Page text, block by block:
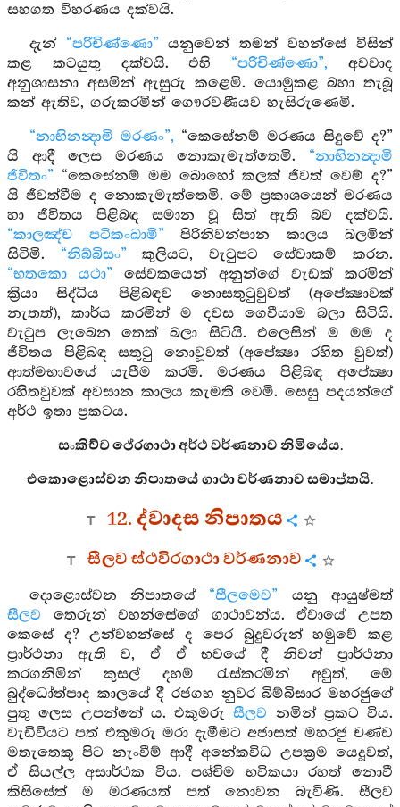
සහගත විහරණය දක්වයි.
දැන් “පරිචිණ්ණො” යනුවෙන් තමන් වහන්සේ විසින්
කළ කටයුතු දක්වයි. එහි “පරිචිණ්ණො”, අවවාද
අනුශාසනා අසමින් ඇසුරු කළෙමි. යොමුකළ බහා තැබූ
කන් ඇතිව, ගරුකරමින් ගෞරවණීයව හැසිරුණෙමි.
“නාභිනන්‍දාමි මරණං”, “කෙසේනම් මරණය සිදුවේ ද?”
යි ආදී ලෙස මරණය නොකැමැත්තෙමි. “නාභිනන්‍දාමි
ජීවිතං” “කෙසේනම් මම බොහෝ කලක් ජීවත් වෙම් ද?”
යි ජීවත්වීම ද නොකැමැත්තෙමි. මේ ප්‍රකාශයෙන් මරණය
හා ජීවිතය පිළිබඳ සමාන වූ සිත් ඇති බව දක්වයි.
“කාලඤ්ච පටිකංඛාමි” පිරිනිවන්පාන කාලය බලමින්
සිටිමි. “නිබ්බිසං” කුලියට, වැටුපට සේවාකම් කරන.
“භතකො යථා” සේවකයෙන් අනුන්ගේ වැඩක් කරමින්
ක්‍රියා සිද්ධිය පිළිබඳව නොසතුටුවුවත් (අපේක්‍ෂාවක්
නැතත්), කාර්ය කරමින් ම දවස ගෙවීයාම බලා සිටියි.
වැටුප ලැබෙන තෙක් බලා සිටියි. එලෙසින් ම මම ද
ජීවිතය පිළිබඳ සතුටු නොවූවත් (අපේක්‍ෂා රහිත වුවත්)
ආත්මභාවයේ යැපීම කරමි. මරණය පිළිබඳ අපේක්‍ෂා
රහිතවුවක් අවසාන කාලය කැමති වෙමි. සෙසු පදයන්ගේ
අර්ථ ඉතා ප්‍රකටය.
සංකිච්ච ථේරගාථා අර්ථ වර්ණනාව නිමියේය.
එකොළොස්වන නිපාතයේ ගාථා වර්ණනාව සමාප්තයි.
12. ද්වාදස නිපාතය
සීලව ස්ථවිරගාථා වර්ණනාව
දොළොස්වන නිපාතයේ “සීලමෙව” යනු ආයුෂ්මත්
සීලව තෙරුන් වහන්සේගේ ගාථාවන්ය. ඒවායේ උපත
කෙසේ ද? උන්වහන්සේ ද පෙර බුදුවරුන් හමුවේ කළ
ප්‍රාර්ථනා ඇති ව, ඒ ඒ භවයේ දී නිවන් ප්‍රාර්ථනා
කරගනිමින් කුසල් දහම් රැස්කරමින් අවුත්, මේ
බුද්ධෝත්පාද කාලයේ දී රජගහ නුවර බිම්බිසාර මහරජුගේ
පුතු ලෙස උපන්නේ ය. එකුමරුසීලව නමින් ප්‍රකට විය.
වැඩිවියට පත් එකුමරු මරා දැමීමට අජාසත් මහරජු චණ්ඩ
මතැතෙකු පිට නැංවීම් ආදී අනේකවිධ උපක්‍රම යෙදූවත්,
ඒ සියල්ල අසාර්ථක විය. පශ්චිම භවිකයා රහත් නොවී
කිසිසේත් ම මරණයත් පත් නොවන බැවිණි. සීලව